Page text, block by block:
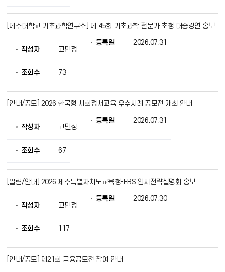
[제주대학교 기초과학연구소] 제 45회 기초과학 전문가 초청 대중강연 홍보
작성자 고민정
등록일 2026.07.31
조회수 73
[안내/공모] 2026 한국형 사회정서교육 우수사례 공모전 개최 안내
작성자 고민정
등록일 2026.07.31
조회수 67
[알림/안내] 2026 제주특별자치도교육청-EBS 입시전략설명회 홍보
작성자 고민정
등록일 2026.07.30
조회수 117
[안내/공모] 제21회 금융공모전 참여 안내